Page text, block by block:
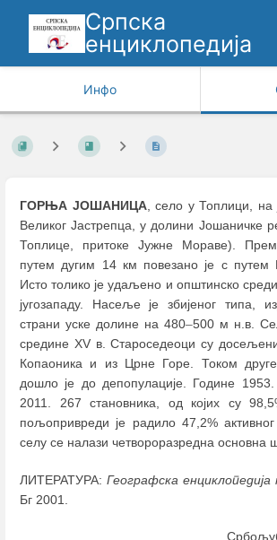
Српска
енциклопедија
Инфо
ГОРЊА ЈОШАНИЦА, село у Топлици, на
Великог Јастрепца, у долини Јошаничке
Топлице, притоке Јужне Мораве).
путем дугим 14 км повезано је с
Исто толико је удаљено и општинско
југозападу. Насеље је збијеног типа,
страни уске долине на 480–500 м н.в.
средине XV в. Староседеоци су
Копаоника и из Црне Горе. Током
дошло је до депопулације. Године
2011. 267 становника, од којих су
пољопривреди је радило 47,2%
селу се налази четвороразредна основна
ЛИТЕРАТУРА: Географска
Бг 2001.